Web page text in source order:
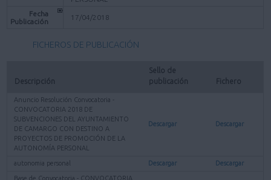
Fecha
Publicación
17/04/2018
FICHEROS DE PUBLICACIÓN
Descripción
Sello de
publicación
Fichero
Anuncio Resolución Convocatoria -
CONVOCATORIA 2018 DE
SUBVENCIONES DEL AYUNTAMIENTO
DE CAMARGO CON DESTINO A
PROYECTOS DE PROMOCIÓN DE LA
AUTONOMÍA PERSONAL
Descargar Descargar
autonomia personal Descargar Descargar
Base de Convocatoria - CONVOCATORIA